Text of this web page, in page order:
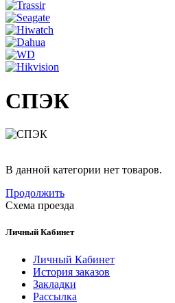
СПЭК
В данной категории нет товаров.
Продолжить
Схема проезда
Личный Кабинет
Личный Кабинет
История заказов
Закладки
Рассылка